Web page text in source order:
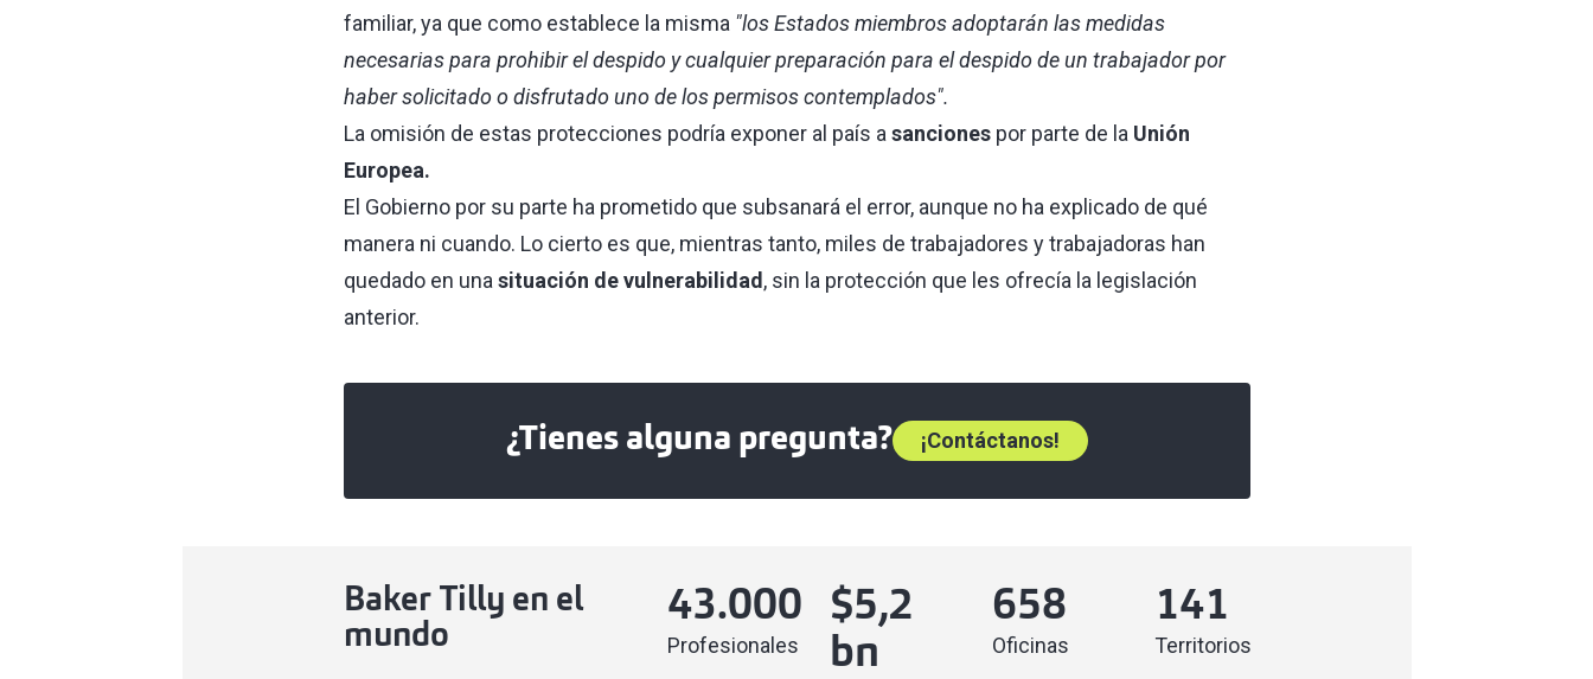
familiar, ya que como establece la misma "los Estados miembros adoptarán las medidas
necesarias para prohibir el despido y cualquier preparación para el despido de un trabajador por
haber solicitado o disfrutado uno de los permisos contemplados".
La omisión de estas protecciones podría exponer al país a sancionespor parte de la Unión
Europea.
El Gobierno por su parte ha prometido que subsanará el error, aunque no ha explicado de qué
manera ni cuando. Lo cierto es que, mientras tanto, miles de trabajadores y trabajadoras han
quedado en una situación de vulnerabilidad , sin la protección que les ofrecía la legislación
anterior.
¿Tienes alguna pregunta? ¡Contáctanos!
Baker Tilly en el
mundo
43.000
Profesionales
$5,2
bn
658
Oficinas
141
Territorios